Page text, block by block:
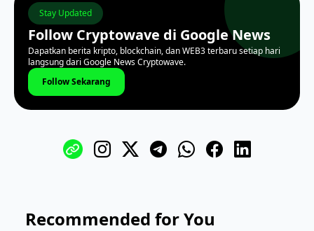
Stay Updated
Follow Cryptowave di Google News
Dapatkan berita kripto, blockchain, dan WEB3 terbaru setiap hari
langsung dari Google News Cryptowave.
Follow Sekarang
Recommended for You